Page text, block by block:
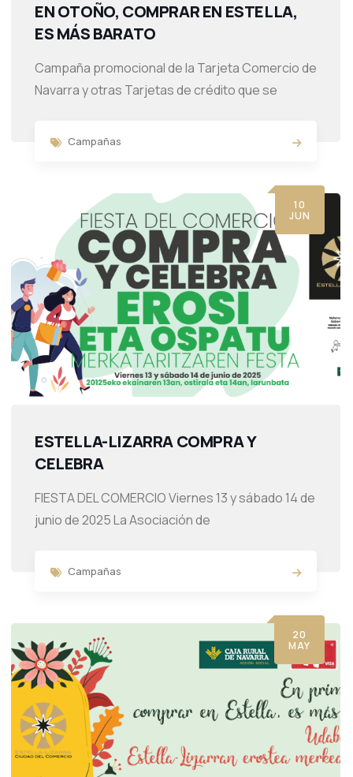
EN OTOÑO, COMPRAR EN ESTELLA,
ES MÁS BARATO
Campaña promocional de la Tarjeta Comercio de
Navarra y otras Tarjetas de crédito que se
Campañas
10
JUN
ESTELLA-LIZARRA COMPRA Y
CELEBRA
FIESTA DEL COMERCIO Viernes 13 y sábado 14 de
junio de 2025 La Asociación de
Campañas
20
MAY